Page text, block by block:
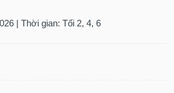
| Thời gian: Tối 2, 4, 6